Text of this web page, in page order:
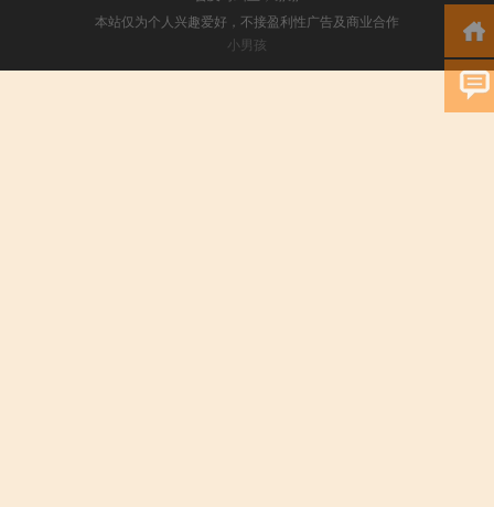
本站仅为个人兴趣爱好，不接盈利性广告及商业合作
小男孩